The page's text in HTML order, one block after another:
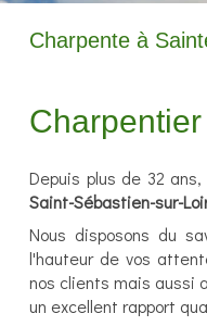
Charpente à
Depuis plus de 32
Saint-Sébastien-sur-
Nous disposons du
l'hauteur de vos
nos clients mais aussi
un excellent rapport